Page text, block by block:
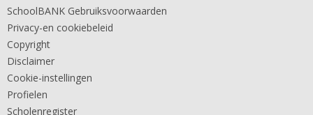
SchoolBANK Gebruiksvoorwaarden
Privacy-en cookiebeleid
Copyright
Disclaimer
Cookie-instellingen
Profielen
Scholenregister